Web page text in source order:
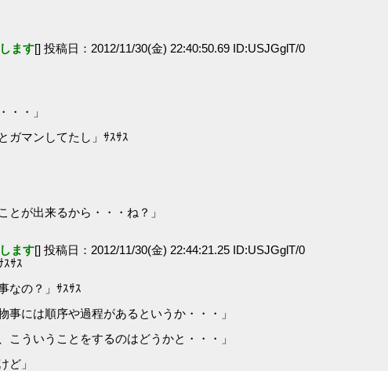
ます[] 投稿日：2012/11/30(金) 22:40:50.69 ID:USJGglT/0
・・」
ガマンしてたし」ｻｽｻｽ
とが出来るから・・・ね？」
ます[] 投稿日：2012/11/30(金) 22:44:21.25 ID:USJGglT/0
ｽｻｽ
なの？」ｻｽｻｽ
には順序や過程があるというか・・・」
ういうことをするのはどうかと・・・」
ど」